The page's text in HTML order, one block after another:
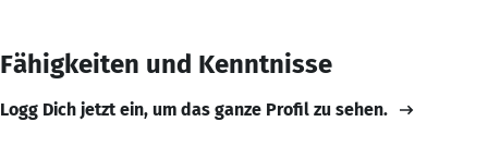
Fähigkeiten und Kenntnisse
Logg Dich jetzt ein, um das ganze Profil zu sehen.